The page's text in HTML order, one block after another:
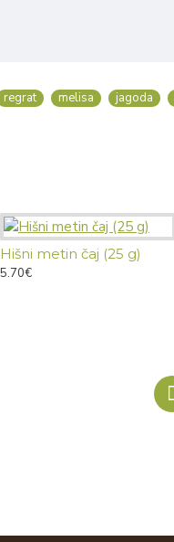
regrat melisa jagoda
Hišni metin čaj (25 g)
5.70€